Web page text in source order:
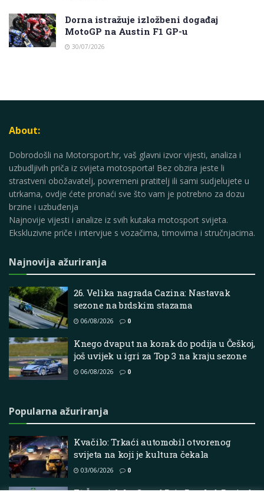
Dorna istražuje izložbeni događaj
MotoGP na Austin F1 GP-u
30/07/2026
About:
Dobrodošli na Motorsport.hr, vaš glavni izvor vijesti, analiza i
uzbudljivih priča iz svijeta motosporta! Bez obzira jeste li
strastveni obožavatelj, povremeni pratitelj ili sami sudjelujete u
utrkama, ovdje ćete pronaći sve što vam je potrebno za dozu
brzine i uzbuđenja
Najnovije vijesti i analize iz svih kutaka motosport svijeta.
Ekskluzivne priče i intervjue s vozačima, timovima i stručnjacima.
Najnovija ažuriranja
26. Velika nagrada Cazina: Nastavak
sezone na brdskim stazama
06/08/2026 0
Knego dvaput na korak do podija u Češkoj,
još uvijek u igri za Top 3 na kraju sezone
06/08/2026 0
Popularna ažuriranja
Kvačilo: Trkaći automobil otvorenog
svijeta na koji je kultura čekala
03/06/2026 0